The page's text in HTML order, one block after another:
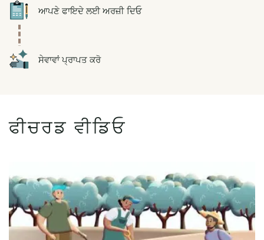
Icon ਆਪਣੇ ਫਾਇਦੇ ਲਈ ਅਰਜ਼ੀ ਦਿਓ
Icon ਸੇਵਾਵਾਂ ਪ੍ਰਾਪਤ ਕਰੋ
ਫੀਚਰਡ ਵੀਡਿਓ